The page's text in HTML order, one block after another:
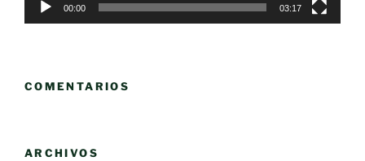
00:00 03:17
COMENTARIOS
ARCHIVOS